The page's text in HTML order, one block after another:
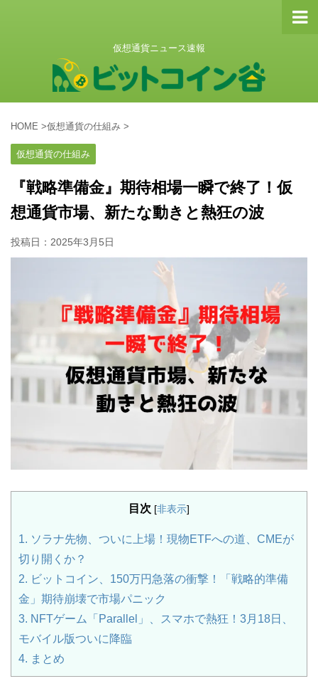
仮想通貨ニュース速報
HOME >仮想通貨の仕組み >
仮想通貨の仕組み
『戦略準備金』期待相場一瞬で終了！仮
想通貨市場、新たな動きと熱狂の波
投稿日： 2025年3月5日
目次 [非表示]
1. ソラナ先物、ついに上場！現物ETFへの道、CMEが
切り開くか？
2. ビットコイン、150万円急落の衝撃！「戦略的準備
金」期待崩壊で市場パニック
3. NFTゲーム「Parallel」、スマホで熱狂！3月18日、
モバイル版ついに降臨
4. まとめ